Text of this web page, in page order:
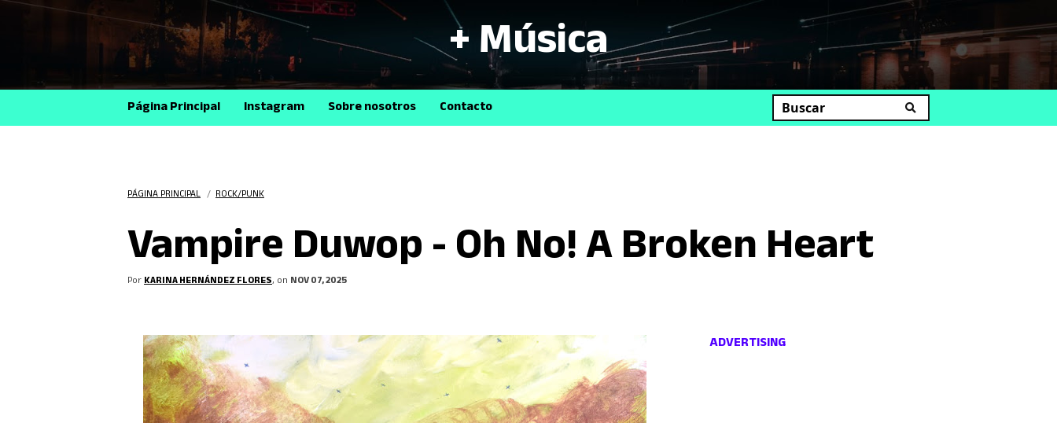
+ Música
Página Principal Instagram Sobre nosotros Contacto
PÁGINA PRINCIPAL / ROCK/PUNK
Vampire Duwop - Oh No! A Broken Heart
PorKARINA HERNÁNDEZ FLORES, on NOV 07, 2025
ADVERTISING